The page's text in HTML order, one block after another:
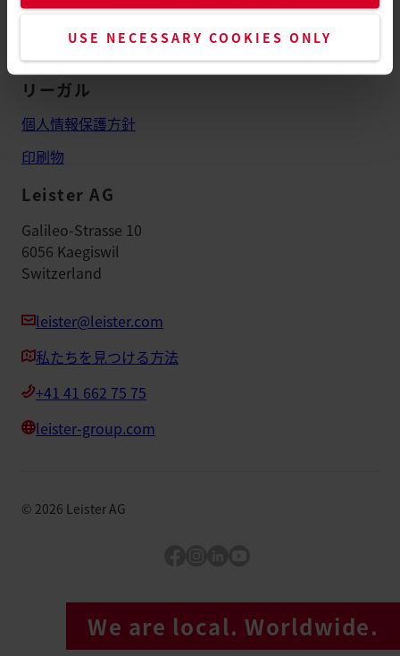
USE NECESSARY COOKIES ONLY
リーガル
個人情報保護方針
印刷物
Leister AG
Galileo-Strasse 10
6056 Kaegiswil
Switzerland
leister@leister.com
私たちを見つける方法
+41 41 662 75 75
leister-group.com
© 2026 Leister AG
We are local. Worldwide.